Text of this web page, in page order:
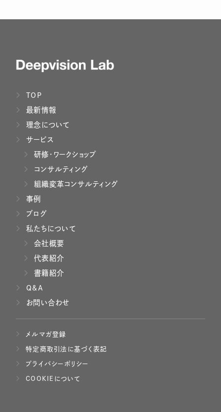
TOP
最新情報
理念について
サービス
研修・ワークショップ
コンサルティング
組織変革コンサルティング
事例
ブログ
私たちについて
会社概要
代表紹介
書籍紹介
Q&A
お問い合わせ
メルマガ登録
特定商取引法に基づく表記
プライバシーポリシー
COOKIEについて